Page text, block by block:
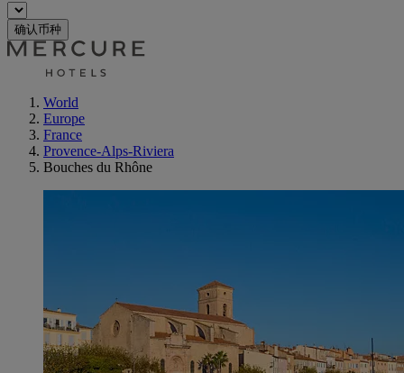
确认币种
World
Europe
France
Provence-Alps-Riviera
Bouches du Rhône